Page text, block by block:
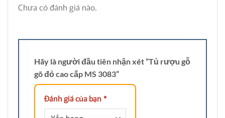
Chưa có đánh giá nào.
Hãy là người đầu tiên nhận xét “Tủ rượu gỗ
gõ đỏ cao cấp MS 3083”
Đánh giá của bạn*